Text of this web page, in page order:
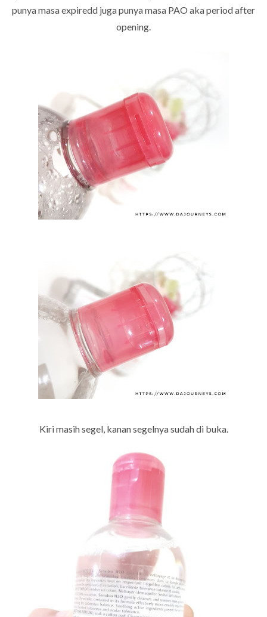
punya masa expiredd juga punya masa PAO aka period after
opening.
Kiri masih segel, kanan segelnya sudah di buka.